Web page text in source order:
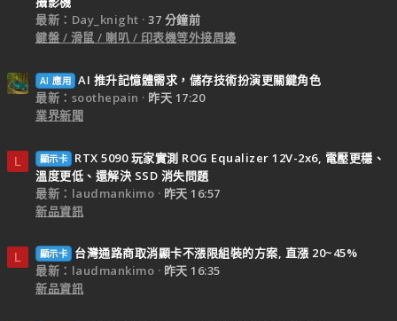
最新：Day_knight
37 分鐘前
鍵盤 / 滑鼠 / 喇叭 / 印表機等外接周邊
AI 應用 AI 推升記憶體需求，儲存技術扮演更關鍵角色
最新：soothepain
昨天 17:20
業界新聞
L 顯示卡
RTX 5090 玩家實測 ROG Equalizer 12V-2x6, 電壓更穩、
溫度更低、還解決 SSD 消失問題
最新：laudmankimo
昨天 16:57
新品資訊
L 顯示卡
台灣通路商取消顯卡不漲限組裝的方案, 直漲 20~45%
最新：laudmankimo
昨天 16:35
新品資訊